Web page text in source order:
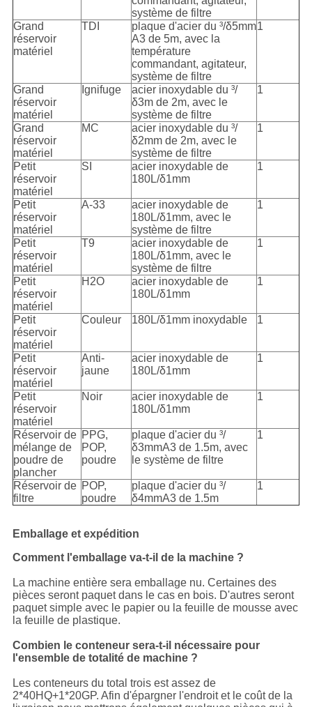
système de filtre
Grand
réservoir
matériel
TDI
plaque d'acier du ³/δ5mm
A3 de 5m, avec la
température
commandant, agitateur,
système de filtre
1
Grand
réservoir
matériel
Ignifuge
acier inoxydable du ³/
δ3m de 2m, avec le
système de filtre
1
Grand
réservoir
matériel
MC
acier inoxydable du ³/
δ2mm de 2m, avec le
système de filtre
1
Petit
réservoir
matériel
SI
acier inoxydable de
180L/δ1mm
1
Petit
réservoir
matériel
A-33
acier inoxydable de
180L/δ1mm, avec le
système de filtre
1
Petit
réservoir
matériel
T9
acier inoxydable de
180L/δ1mm, avec le
système de filtre
1
Petit
réservoir
matériel
H2O
acier inoxydable de
180L/δ1mm
1
Petit
réservoir
matériel
Couleur 180L/δ1mm inoxydable 1
Petit
réservoir
matériel
Anti-
jaune
acier inoxydable de
180L/δ1mm
1
Petit
réservoir
matériel
Noir
acier inoxydable de
180L/δ1mm
1
Réservoir de
mélange de
poudre de
plancher
PPG,
POP,
poudre
plaque d'acier du ³/
δ3mmA3 de 1.5m, avec
le système de filtre
1
Réservoir de
filtre
POP,
poudre
plaque d'acier du ³/
δ4mmA3 de 1.5m
1
Emballage et expédition
Comment l'emballage va-t-il de la machine ?
La machine entière sera emballage nu. Certaines des
pièces seront paquet dans le cas en bois. D'autres seront
paquet simple avec le papier ou la feuille de mousse avec
la feuille de plastique.
Combien le conteneur sera-t-il nécessaire pour
l'ensemble de totalité de machine ?
Les conteneurs du total trois est assez de
2*40HQ+1*20GP. Afin d'épargner l'endroit et le coût de la